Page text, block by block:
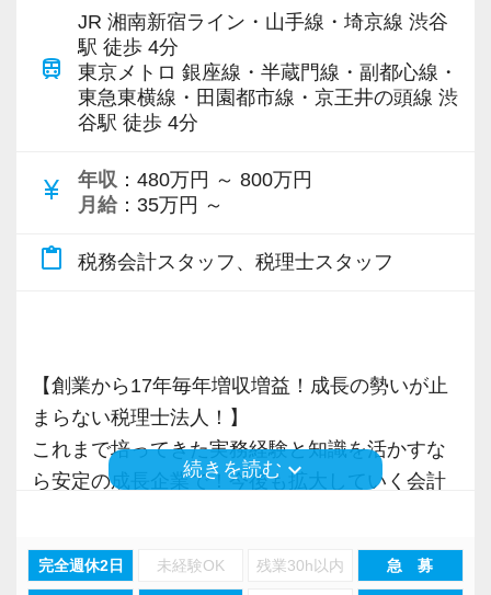
じっくり腰を据えてキャリアを積み上げていき
たいという方からの応募をお待ちしています。
【求める人物像】
・起業家の事業成功を支援するという理念に共
感いただける方
・人が好きで素直に感動できる方
・几帳面で着実に仕事に取り組んでいただける
【現役スタッフの声】
資格勉強だけでなく実務経験を積むことで、本
ことができます。
科目合格者には税理士科目合格手当が支給され
お客様から「こうしたい」という理想をいただ
いたら、それを一緒になって実現するために大
きく力を発揮できる存在でありたいと考えてい
ます。ご紹介案件が7割を超えているのも、そう
いった私たちの姿勢がお客様から評価されてい
るからだと自負しています。
ルの向上を目指し、税務のプロとして高い信頼
の道を私たちと一緒に歩んでみませんか？
【目指すは“大家族のような会社”明るく楽しく一
緒に働ける方を求めています】
ほど、仲が良くて明るいのが当社の特徴です。
実践型インターンは成⻑性を重視していて、や
専門Webサイトを10サイト以上運営しており、
新規顧問契約のお客様が毎年400件以上増加！
各オフィスに国税OB税理士が在籍しているの
で、税務調査にも精通しています。
税理士という仕事は不況に強い仕事で、融資対
お手伝いできる業務は数多く存在しています。
また、職場環境の改善に積極的に取り組む企業
に対して認証される「社労士診断認証制度」を
取得しました。
施企業」の認定を受け、今後も社員が働きやす
い環境づくりを積極的に推進していきます。
train
JR 湘南新宿ライン・山手線・埼京線 渋谷
駅 徒歩 4分
東京メトロ 銀座線・半蔵門線・副都心線・
東急東横線・田園都市線・京王井の頭線 渋
谷駅 徒歩 4分
currency_yen 年収 ：480万円 ～ 800万円
月給 ：35万円 ～
content_paste 税務会計スタッフ、税理士スタッフ
【創業から17年毎年増収増益！成長の勢いが止
まらない税理士法人！】
これまで培ってきた実務経験と知識を活かすな
ら安定の成長企業で！今後も拡大していく会計
を目指しましょう！
続きを読む keyboard_arrow_down
完全週休2日 未経験OK 残業30h以内 急 募